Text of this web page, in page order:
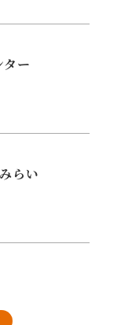
ー
らい